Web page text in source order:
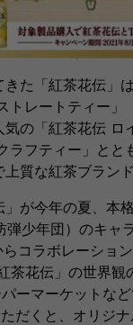
た「紅茶花伝」
トレートティー」
の「紅茶花伝 ロ
ラフティー」とと
質な紅茶ブラン
が今年の夏、本
弾少年団）のキャ
コラボレーショ
茶花伝」の世界
ーマーケットな
だくと、オリジ